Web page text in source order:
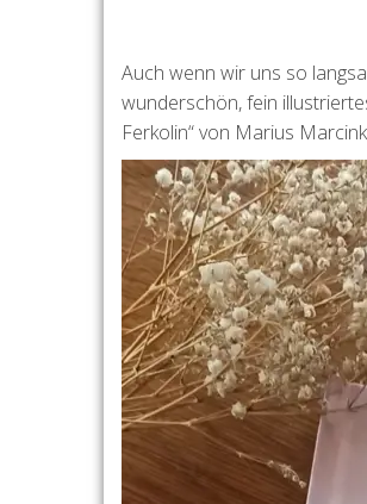
Auch wenn wir uns so
wunderschön, fein
Ferkolin“ von Marius